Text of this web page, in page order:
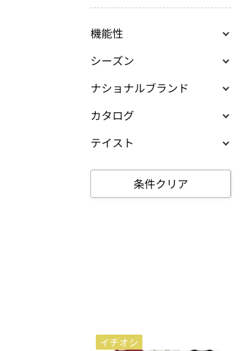
機能性
シーズン
ナショナルブランド
カタログ
テイスト
条件クリア
イチオシ